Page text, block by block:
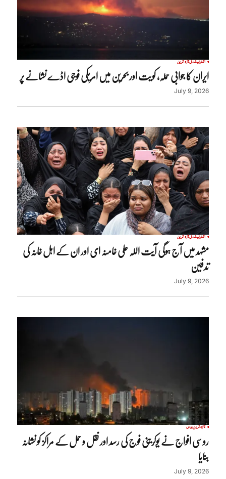
انٹرنیشنلتازہ ترین
ایران کا جوابی حملہ، کویت اور بحرین میں امریکی فوجی اڈے نشانے پر
July 9, 2026
انٹرنیشنلتازہ ترین
مشہد میں آج ہوگی آیت اللہ علی خامنہ ای اور ان کے اہل خانہ کی
تدفین
July 9, 2026
تازہ ترینروس
روسی افواج نے یوکرینی فوج کی رسد اور نقل و حمل کے مراکز کو نشانہ
بنایا
July 9, 2026